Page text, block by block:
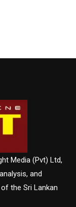
Media (Pvt) Ltd,
and
the Sri Lankan